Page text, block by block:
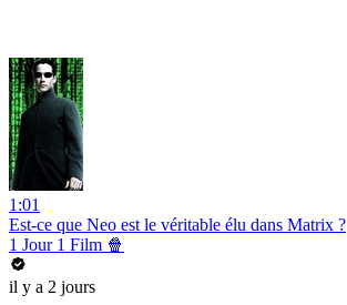
1:01
Est-ce que Neo est le véritable élu dans Matrix ?
1 Jour 1 Film 🍿
il y a 2 jours